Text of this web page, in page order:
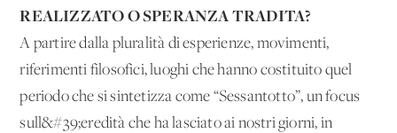
REALIZZATO O SPERANZA TRADITA?
A partire dalla pluralità di esperienze, movimenti,
riferimenti filosofici, luoghi che hanno costituito quel
periodo che si sintetizza come “Sessantotto”, un focus
sull&#39;eredità che ha lasciato ai nostri giorni, in